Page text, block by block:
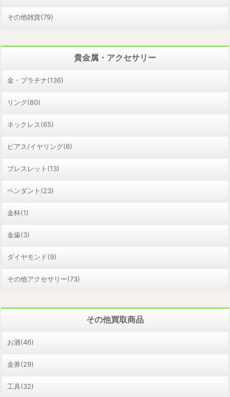
その他雑貨(79)
貴金属・アクセサリー
金・プラチナ(136)
リング(80)
ネックレス(65)
ピアス/イヤリング(6)
ブレスレット(13)
ペンダント(23)
金杯(1)
金歯(3)
ダイヤモンド(9)
その他アクセサリー(73)
その他買取商品
お酒(46)
金券(29)
工具(32)